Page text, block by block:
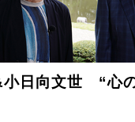
小日向文世 “心